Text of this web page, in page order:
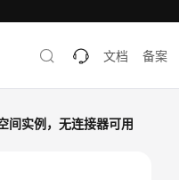
文档 备案
间实例，无连接器可用